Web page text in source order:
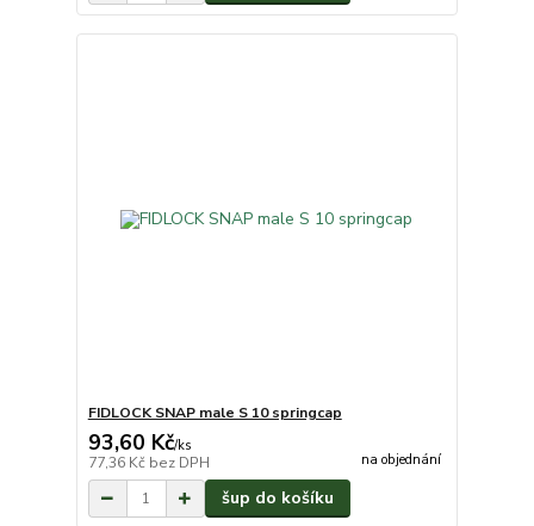
FIDLOCK SNAP male S 10 springcap
93,60 Kč/ks
77,36 Kč bez DPH na objednání
šup do košíku